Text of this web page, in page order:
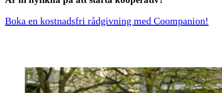
Boka en kostnadsfri rådgivning med Coompanion!